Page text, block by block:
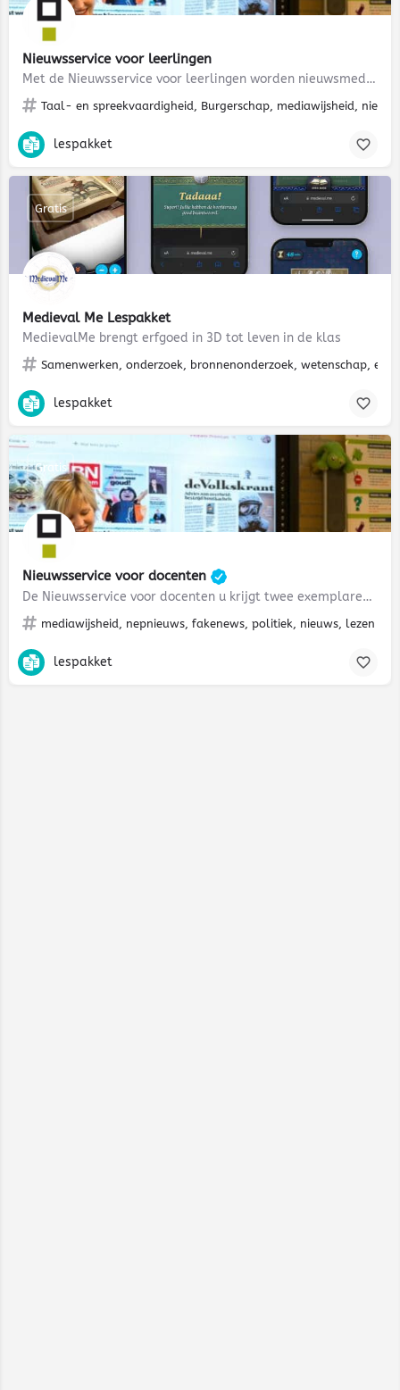
Nieuwsservice voor leerlingen
Met de Nieuwsservice voor leerlingen worden nieuwsmedia twee weken lang bij de leerling thuis bezorgd.…
Taal- en spreekvaardigheid, Burgerschap, mediawijsheid,
lespakket
Medieval Me Lespakket
MedievalMe brengt erfgoed in 3D tot leven in de klas
Samenwerken, onderzoek, bronnenonderzoek, wetenschap,
Gratis
lespakket
Nieuwsservice voor docenten
De Nieuwsservice voor docenten u krijgt twee exemplaren van de nieuwstitels per dag dit abonnement…
mediawijsheid, nepnieuws, fakenews, politiek, nieuws, lezen
Gratis
lespakket